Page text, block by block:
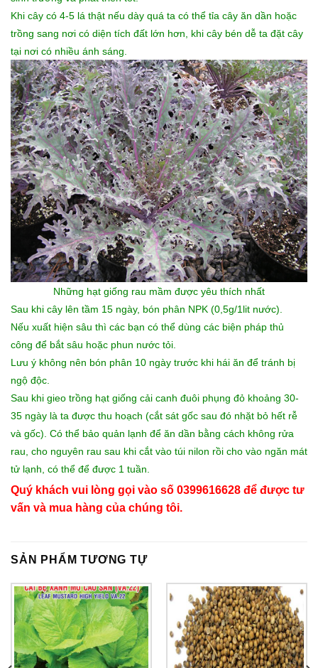
Khi cây có 4-5 lá thật nếu dày quá ta có thể tỉa cây ăn dần hoặc
trồng sang nơi có diện tích đất lớn hơn, khi cây bén dễ ta đặt cây
tại nơi có nhiều ánh sáng.
Những hạt giống rau mầm được yêu thích nhất
Sau khi cây lên tầm 15 ngày, bón phân NPK (0,5g/1lit nước).
Nếu xuất hiện sâu thì các bạn có thể dùng các biện pháp thủ
công để bắt sâu hoặc phun nước tỏi.
Lưu ý không nên bón phân 10 ngày trước khi hái ăn để tránh bị
ngộ độc.
Sau khi gieo trồng hạt giống cải canh đuôi phụng đỏ khoảng 30-
35 ngày là ta được thu hoạch (cắt sát gốc sau đó nhặt bỏ hết rễ
và gốc). Có thể bảo quản lạnh để ăn dần bằng cách không rửa
rau, cho nguyên rau sau khi cắt vào túi nilon rồi cho vào ngăn mát
tử lạnh, có thể để được 1 tuần.
Quý khách vui lòng gọi vào số 0399616628 để được tư
vấn và mua hàng của chúng tôi.
SẢN PHẨM TƯƠNG TỰ